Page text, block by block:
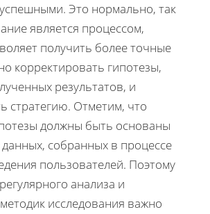
Это нормально, так
является процессом,
получить более точные
корректировать гипотезы,
результатов, и
стратегию. Отметим, что
должны быть основаны
собранных в процессе
пользователей. Поэтому
анализа и
исследования важно